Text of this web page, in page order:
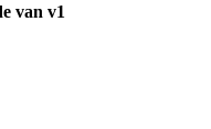
van v1